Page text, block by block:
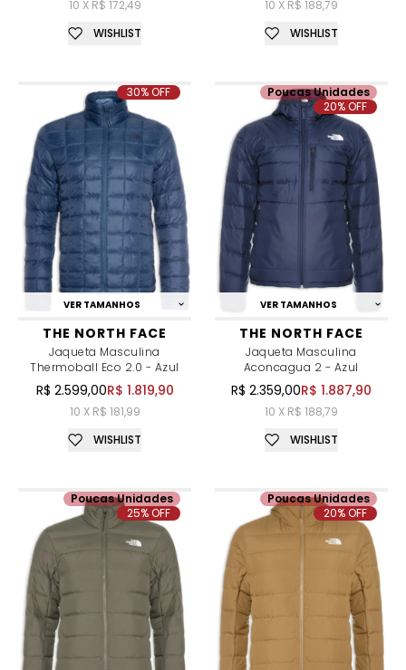
10 X R$ 172,49
WISHLIST
10 X R$ 188,79
WISHLIST
VER TAMANHOS
THE NORTH FACE
Jaqueta Masculina
Thermoball Eco 2.0 - Azul
R$ 2.599,00R$ 1.819,90
10 X R$ 181,99
30% OFF
WISHLIST
VER TAMANHOS
THE NORTH FACE
Jaqueta Masculina
Aconcagua 2 - Azul
R$ 2.359,00R$ 1.887,90
10 X R$ 188,79
Poucas Unidades
20% OFF
WISHLIST
Poucas Unidades
25% OFF
Poucas Unidades
20% OFF